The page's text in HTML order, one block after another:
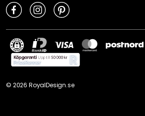
© 2026 RoyalDesign.se